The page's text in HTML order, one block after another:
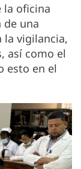
la oficina
una
la vigilancia,
así como el
esto en el